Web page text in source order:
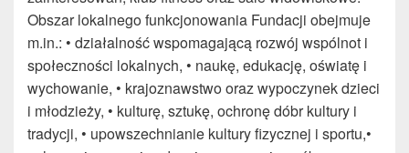
Obszar lokalnego funkcjonowania Fundacji obejmuje
m.in.: • działalność wspomagającą rozwój wspólnot i
społeczności lokalnych, • naukę, edukację, oświatę i
wychowanie, • krajoznawstwo oraz wypoczynek dzieci
i młodzieży, • kulturę, sztukę, ochronę dóbr kultury i
tradycji, • upowszechnianie kultury fizycznej i sportu,•